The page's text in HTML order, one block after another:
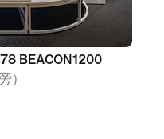
BEACON1200
）